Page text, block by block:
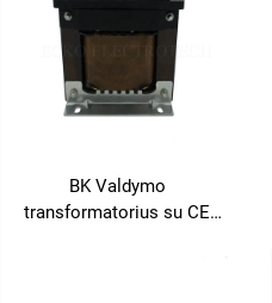
BK Valdymo
transformatorius su CE